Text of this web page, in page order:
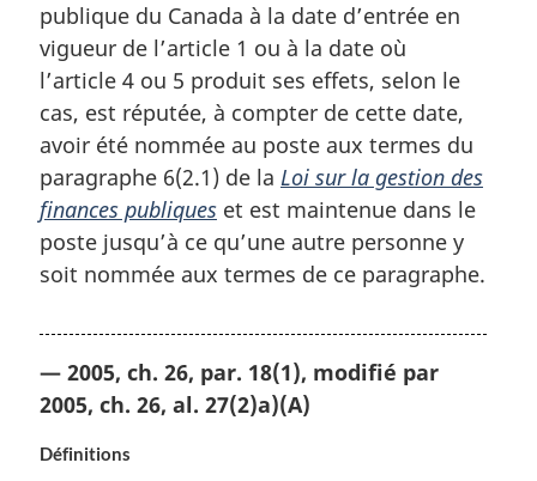
publique du Canada à la date d’entrée en
vigueur de l’article 1 ou à la date où
l’article 4 ou 5 produit ses effets, selon le
cas, est réputée, à compter de cette date,
avoir été nommée au poste aux termes du
paragraphe 6(2.1) de la Loi sur la gestion des
finances publiques et est maintenue dans le
poste jusqu’à ce qu’une autre personne y
soit nommée aux termes de ce paragraphe.
— 2005, ch. 26, par. 18(1), modifié par
2005, ch. 26, al. 27(2)a)(A)
Définitions